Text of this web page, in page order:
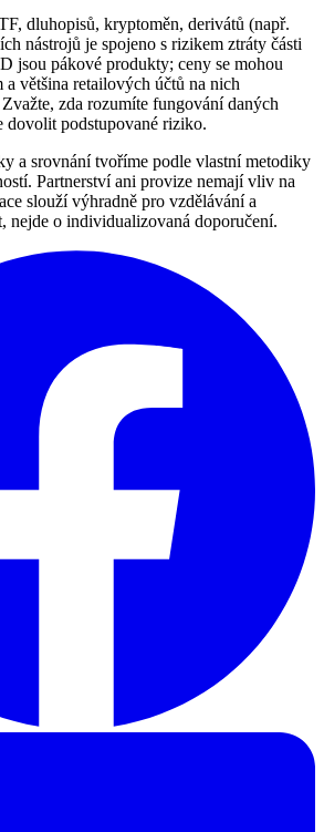
dluhopisů, kryptoměn, derivátů (např.
nástrojů je spojeno s rizikem ztráty části
jsou pákové produkty; ceny se mohou
většina retailových účtů na nich
zda rozumíte fungování daných
dovolit podstupované riziko.
a srovnání tvoříme podle vlastní metodiky
Partnerství ani provize nemají vliv na
slouží výhradně pro vzdělávání a
nejde o individualizovaná doporučení.